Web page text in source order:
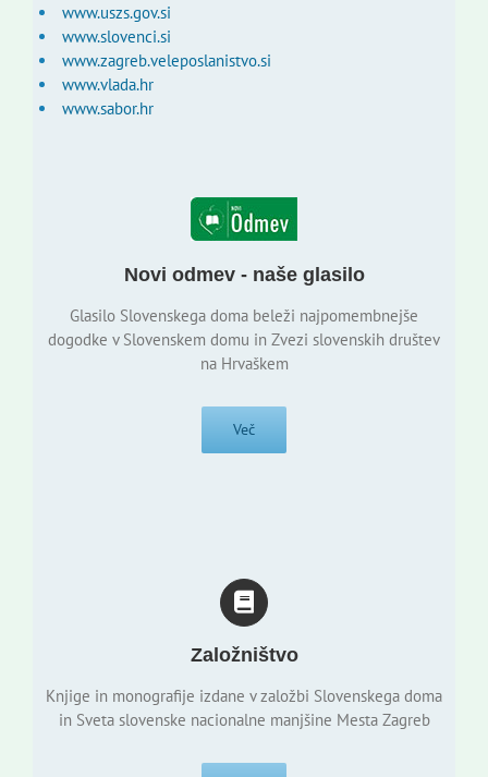
www.uszs.gov.si
www.slovenci.si
www.zagreb.veleposlanistvo.si
www.vlada.hr
www.sabor.hr
Novi odmev - naše glasilo
Glasilo Slovenskega doma beleži najpomembnejše
dogodke v Slovenskem domu in Zvezi slovenskih društev
na Hrvaškem
Več
Založništvo
Knjige in monografije izdane v založbi Slovenskega doma
in Sveta slovenske nacionalne manjšine Mesta Zagreb